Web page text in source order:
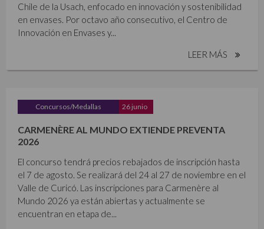
Chile de la Usach, enfocado en innovación y sostenibilidad
en envases. Por octavo año consecutivo, el Centro de
Innovación en Envases y...
LEER MÁS
Concursos/Medallas 26 junio
CARMENÈRE AL MUNDO EXTIENDE PREVENTA
2026
El concurso tendrá precios rebajados de inscripción hasta
el 7 de agosto. Se realizará del 24 al 27 de noviembre en el
Valle de Curicó. Las inscripciones para Carmenère al
Mundo 2026 ya están abiertas y actualmente se
encuentran en etapa de...